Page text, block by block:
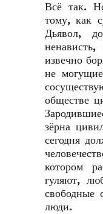
Всё так.
тому, как
Дьявол,
извечно
не
обществе
зёрна
сегодня
котором
гуляют,
свободные
люди.